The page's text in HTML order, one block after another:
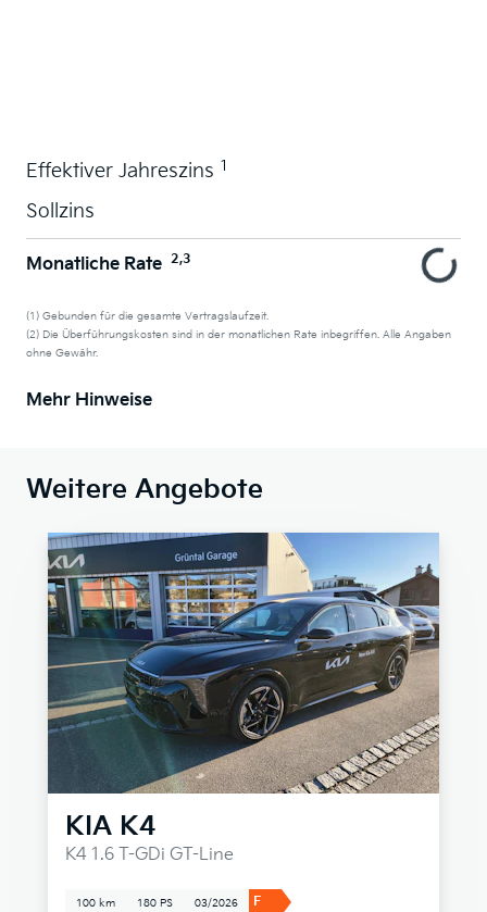
Effektiver Jahreszins 1
Sollzins
Monatliche Rate 2,3
(1) Gebunden für die gesamte Vertragslaufzeit.
(2) Die Überführungskosten sind in der monatlichen Rate inbegriffen. Alle Angaben
ohne Gewähr.
Mehr Hinweise
Weitere Angebote
KIA K4
K4 1.6 T-GDi GT-Line
100 km 180 PS 03/2026 F